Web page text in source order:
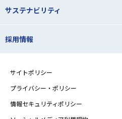
サステナビリティ
採用情報
サイトポリシー
プライバシー・ポリシー
情報セキュリティポリシー